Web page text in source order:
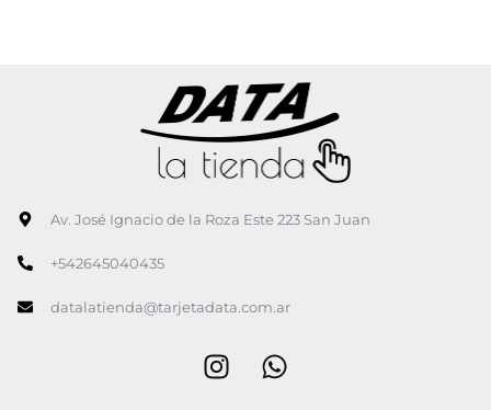
Av. José Ignacio de la Roza Este 223 San Juan
+542645040435
datalatienda@tarjetadata.com.ar